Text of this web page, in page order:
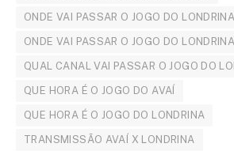
ONDE VAI PASSAR O JOGO DO LONDRINA
ONDE VAI PASSAR O JOGO DO
QUAL CANAL VAI PASSAR O JOGO DO
QUE HORA É O JOGO DO AVAÍ
QUE HORA É O JOGO DO LONDRINA
TRANSMISSÃO AVAÍ X LONDRINA